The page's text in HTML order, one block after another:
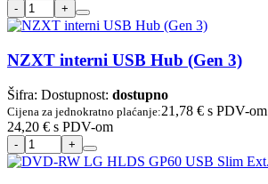
NZXT interni USB Hub (Gen 3)
Šifra: Dostupnost: dostupno
Cijena za jednokratno plaćanje:21,78 € s PDV-om
24,20 € s PDV-om